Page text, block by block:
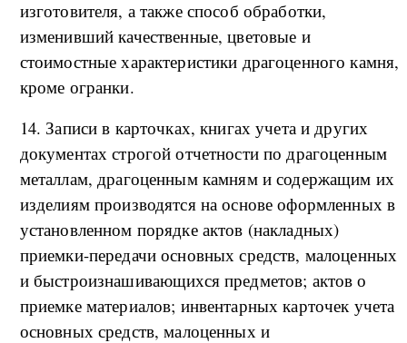
изготовителя, а также способ обработки,
изменивший качественные, цветовые и
стоимостные характеристики драгоценного камня,
кроме огранки.
14. Записи в карточках, книгах учета и других
документах строгой отчетности по драгоценным
металлам, драгоценным камням и содержащим их
изделиям производятся на основе оформленных в
установленном порядке актов (накладных)
приемки-передачи основных средств, малоценных
и быстроизнашивающихся предметов; актов о
приемке материалов; инвентарных карточек учета
основных средств, малоценных и